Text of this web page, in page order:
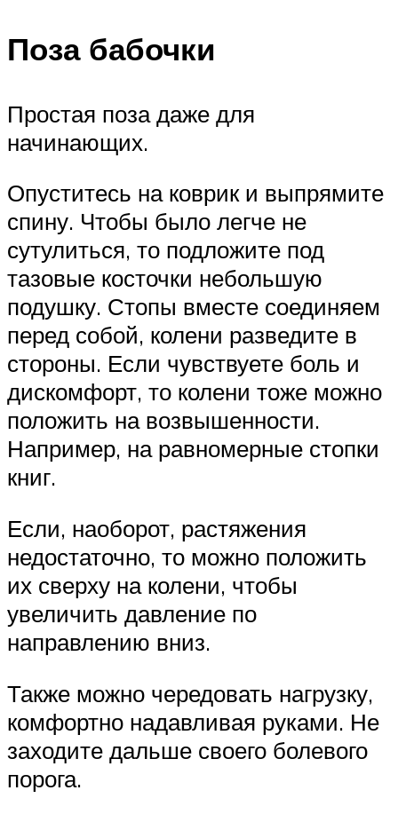
Поза бабочки
Простая поза даже для
начинающих.
Опуститесь на коврик и выпрямите
спину. Чтобы было легче не
сутулиться, то подложите под
тазовые косточки небольшую
подушку. Стопы вместе соединяем
перед собой, колени разведите в
стороны. Если чувствуете боль и
дискомфорт, то колени тоже можно
положить на возвышенности.
Например, на равномерные стопки
книг.
Если, наоборот, растяжения
недостаточно, то можно положить
их сверху на колени, чтобы
увеличить давление по
направлению вниз.
Также можно чередовать нагрузку,
комфортно надавливая руками. Не
заходите дальше своего болевого
порога.